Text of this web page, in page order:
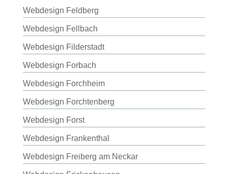
Webdesign Feldberg
Webdesign Fellbach
Webdesign Filderstadt
Webdesign Forbach
Webdesign Forchheim
Webdesign Forchtenberg
Webdesign Forst
Webdesign Frankenthal
Webdesign Freiberg am Neckar